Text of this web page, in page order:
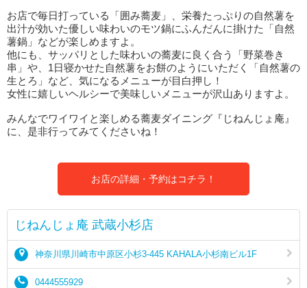
お店で毎日打っている「囲み蕎麦」、栄養たっぷりの自然薯を
出汁が効いた優しい味わいのモツ鍋にふんだんに掛けた「自然
薯鍋」などが楽しめますよ。
他にも、サッパリとした味わいの蕎麦に良く合う「野菜巻き
串」や、1日寝かせた自然薯をお餅のようにいただく「自然薯の
生とろ」など、気になるメニューが目白押し！
女性に嬉しいヘルシーで美味しいメニューが沢山ありますよ。
みんなでワイワイと楽しめる蕎麦ダイニング『じねんじょ庵』
に、是非行ってみてくださいね！
お店の詳細・予約はコチラ！
じねんじょ庵 武蔵小杉店
神奈川県川崎市中原区小杉3-445 KAHALA小杉南ビル1F
0444555929